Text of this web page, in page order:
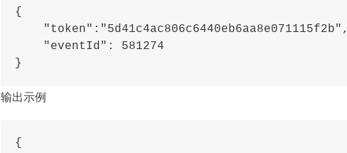
{
    "token":"5d41c4ac806c6440eb6aa8e071115f2b",
    "eventId": 581274
输出示例
{